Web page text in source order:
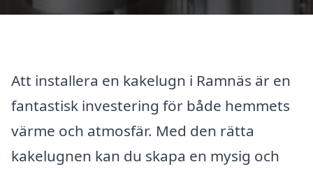
Att installera en kakelugn i Ramnäs är en
fantastisk investering för både hemmets
värme och atmosfär. Med den rätta
kakelugnen kan du skapa en mysig och